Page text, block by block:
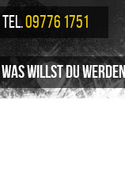
TEL.09776 1751
Was willst du werden